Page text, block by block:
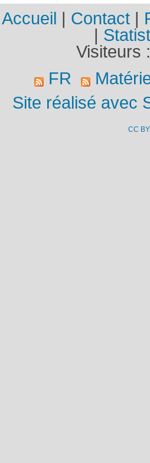
Accueil Contact
Visiteurs
FR
Site réalisé avec
CC